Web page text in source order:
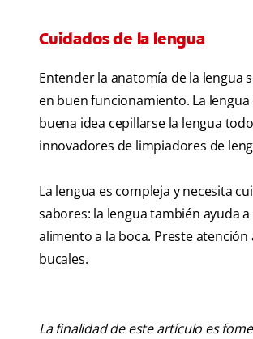
Cuidados de la lengua
Entender la anatomía de la lengua
en buen funcionamiento. La
buena idea cepillarse la lengua
innovadores de limpiadores de
La lengua es compleja y necesita
sabores: la lengua también ayuda
alimento a la boca. Preste
bucales.
La finalidad de este artículo es